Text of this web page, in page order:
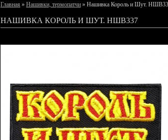
Главная » Нашивки, термопатчи » Нашивка Король и Шут.
НАШИВКА КОРОЛЬ И ШУТ. НШВ337